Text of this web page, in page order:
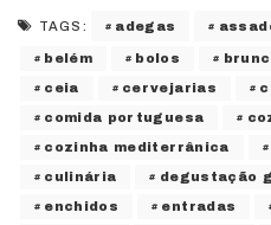
TAGS: adegas
belém bolos
ceia cervejarias
comida portuguesa
cozinha mediterrânica
culinária degustação
enchidos entradas